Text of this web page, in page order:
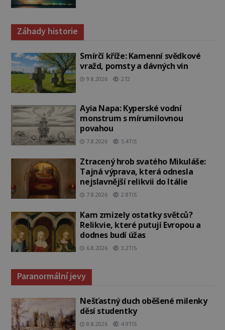
Záhady historie
Smírčí kříže: Kamenní svědkové
vražd, pomsty a dávných vin
9.8.2026 272
Ayia Napa: Kyperské vodní
monstrum s mírumilovnou
povahou
7.8.2026 5.4TIS
Ztracený hrob svatého Mikuláše:
Tajná výprava, která odnesla
nejslavnější relikvii do Itálie
7.8.2026 2.8TIS
Kam zmizely ostatky světců?
Relikvie, které putují Evropou a
dodnes budí úžas
6.8.2026 3.2TIS
Paranormální jevy
Nešťastný duch oběšené milenky
děsí studentky
8.8.2026 4.9TIS